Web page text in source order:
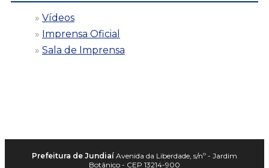
Vídeos
Imprensa Oficial
Sala de Imprensa
Prefeitura de Jundiaí Avenida da Liberdade, s/nº - Jardim
Botânico - CEP 13214-900